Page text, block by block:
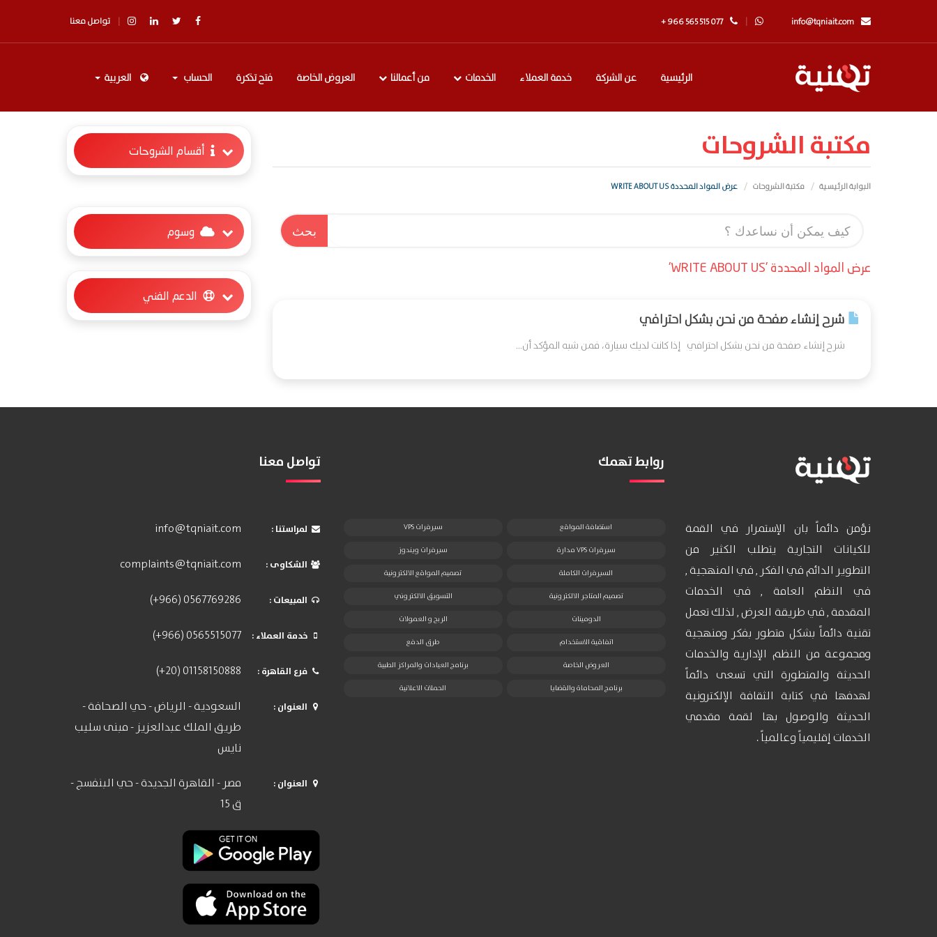
info@tqniait.com
+ 966 565 515 077 تواصل معنا
الرئيسية عن الشركة خدمة العملاء الخدمات من أعمالنا العروض الخاصة فتح تذكرة الحساب العربية
مكتبة الشروحات
البوابة الرئيسية مكتبة الشروحات عرض المواد المحددة WRITE ABOUT US
أقسام الشروحات
عرض المواد المحددة 'WRITE ABOUT US'
شرح إنشاء صفحة من نحن بشكل احترافي
شرح إنشاء صفحة من نحن بشكل احترافي إذا كانت لديك سيارة، فمن شبه المؤكد أن...
وسوم
الدعم الفني
نؤمن دائماً بان الإستمرار في القمة
للكيانات التجارية يتطلب الكثير من
التطوير الدائم في الفكر , في المنهجية ,
في النظم العامة , في الخدمات
المقدمة , في طريقة العرض , لذلك تعمل
تقنية دائماً بشكل متطور بفكر ومنهجية
ومجموعة من النظم الإدارية والخدمات
الحديثة والمتطورة التي تسعى دائماً
لهدفها في كتابة الثقافة الإلكترونية
الحديثة والوصول بها لقمة مقدمي
الخدمات إقليمياً وعالمياً .
روابط تهمك
استضافة المواقع سيرفرات VPS
سيرفرات VPS مدارة سيرفرات ويندوز
السيرفرات الكاملة تصميم المواقع الالكترونية
تصميم المتاجر الالكترونية التسويق الالكتروني
الدومينات الربح و العمولات
اتفاقية الاستخدام طرق الدفع
العروض الخاصة برنامج العيادات والمراكز الطبية
برنامج المحاماة والقضايا الحملات الاعلانية
تواصل معنا
: لمراستنا info@tqniait.com
: الشكاوى complaints@tqniait.com
: المبيعات (+966) 0567769286
: خدمة العملاء (+966) 0565515077
: فرع القاهرة (+20) 01158150888
: العنوان
السعودية - الرياض - حي الصحافة -
طريق الملك عبدالعزيز - مبنى سليب
نايس
: العنوان
مصر - القاهرة الجديدة - حي البنفسج -
ق 15